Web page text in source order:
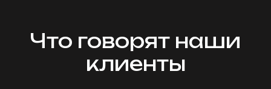
Что говорят наши
клиенты